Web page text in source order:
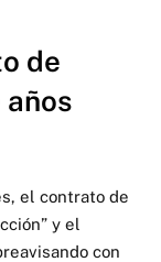
de
años
el contrato de
y el
con